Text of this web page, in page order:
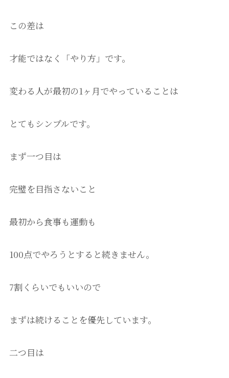
この差は
才能ではなく「やり方」です。
変わる人が最初の1ヶ月でやっていることは
とてもシンプルです。
まず一つ目は
完璧を目指さないこと
最初から食事も運動も
100点でやろうとすると続きません。
7割くらいでもいいので
まずは続けることを優先しています。
二つ目は